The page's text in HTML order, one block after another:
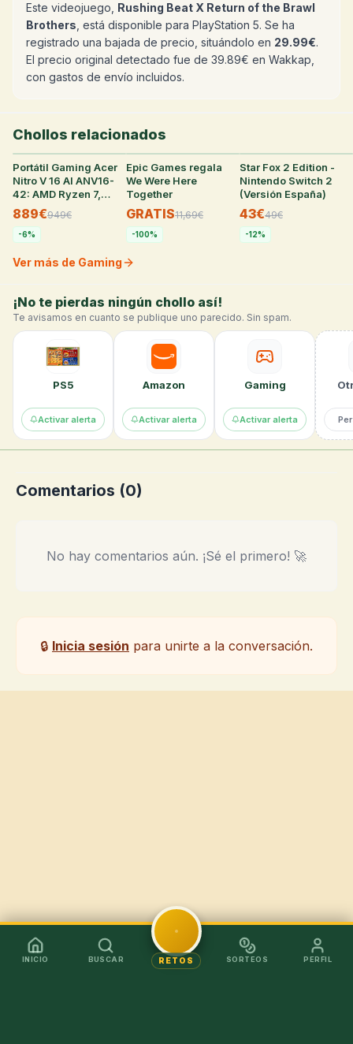
Este videojuego, Rushing Beat X Return of the Brawl
Brothers , está disponible para PlayStation 5. Se ha
registrado una bajada de precio, situándolo en 29.99€.
El precio original detectado fue de 39.89€ en Wakkap,
con gastos de envío incluidos.
Chollos relacionados
24°
Portátil Gaming Acer
Nitro V 16 AI ANV16-
42: AMD Ryzen 7,
16GB RAM, 512GB
SSD, RTX 5050
889€949€
-6%
38
Epic Games regala
We Were Here
Together
GRATIS11,69€
-100%
31
Star Fox 2 Edition -
Nintendo Switch 2
(Versión España)
43€49€
-12%
Ver más de Gaming
¡No te pierdas ningún chollo así!
Te avisamos en cuanto se publique uno parecido. Sin spam.
PS5
Activar alerta
Amazon
Activar alerta
Gaming
Activar alerta
Comentarios (0)
No hay comentarios aún. ¡Sé el primero! 🚀
🔒 Inicia sesión para unirte a la conversación.
INICIO BUSCAR RETOS SORTEOS PERFIL